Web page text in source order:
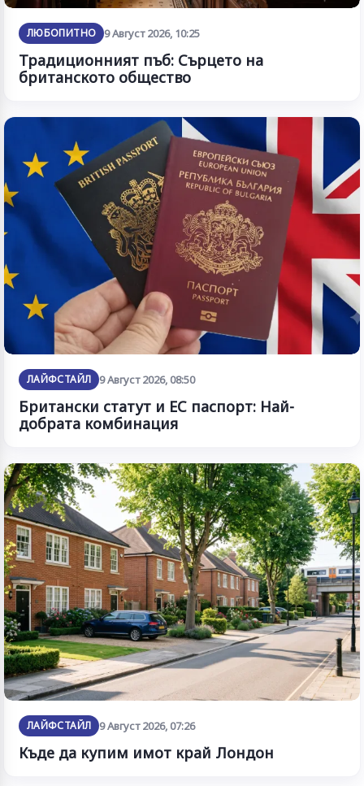
ЛЮБОПИТНО 9 Август 2026, 10:25
Традиционният пъб: Сърцето на
британското общество
ЛАЙФСТАЙЛ 9 Август 2026, 08:50
Британски статут и ЕС паспорт: Най-
добрата комбинация
ЛАЙФСТАЙЛ 9 Август 2026, 07:26
Къде да купим имот край Лондон